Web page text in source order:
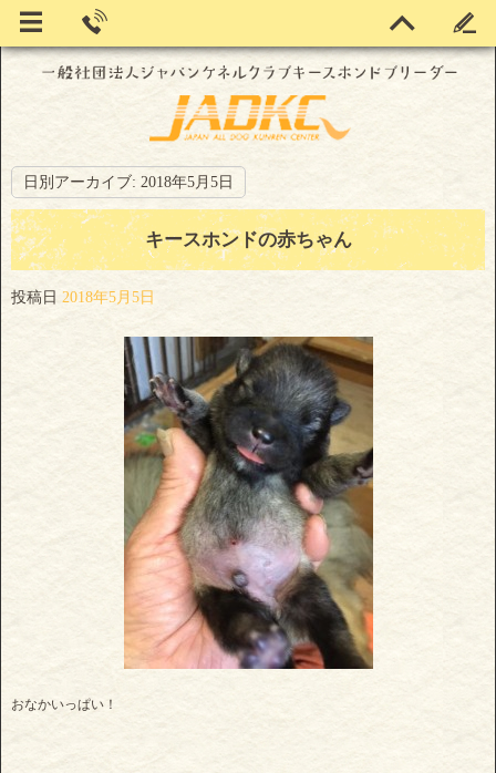
日別アーカイブ: 2018年5月5日
キースホンドの赤ちゃん
投稿日 2018年5月5日
おなかいっぱい！